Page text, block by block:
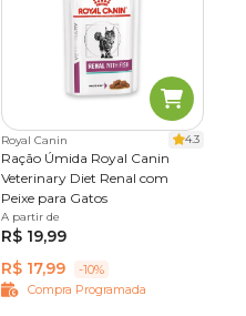
Royal Canin 4.3
Ração Úmida Royal Canin
Veterinary Diet Renal com
Peixe para Gatos
85 g
A partir de
R$ 19,99
R$ 17,99
-10%
Compra Programada